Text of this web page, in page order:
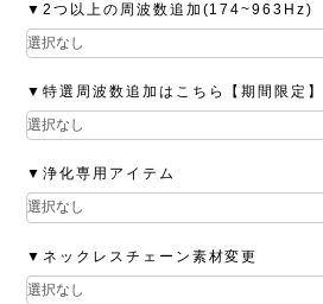
▼2つ以上の周波数追加(174~963Hz)
▼特選周波数追加はこちら【期間限定】
▼浄化専用アイテム
▼ネックレスチェーン素材変更